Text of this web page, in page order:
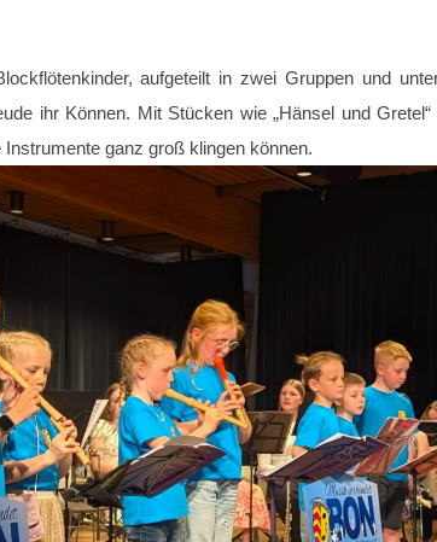
aufgeteilt in zwei Gruppen und
ihr Können. Mit Stücken wie „Hänsel und Gretel“
ganz groß klingen können.